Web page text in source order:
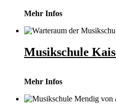
Mehr Infos
Musikschule
Mehr Infos